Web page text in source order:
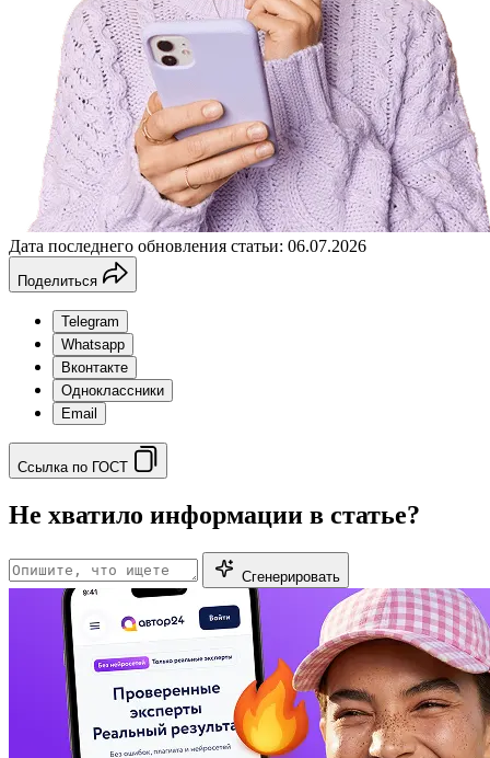
Дата последнего обновления статьи: 06.07.2026
Поделиться
Telegram
Whatsapp
Вконтакте
Одноклассники
Email
Ссылка по ГОСТ
Не хватило информации в статье?
Сгенерировать